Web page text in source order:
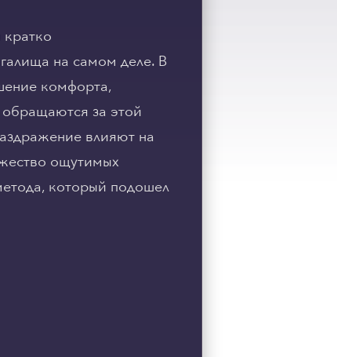
на самом деле. В
комфорта,
за этой
влияют на
ощутимых
который подошел